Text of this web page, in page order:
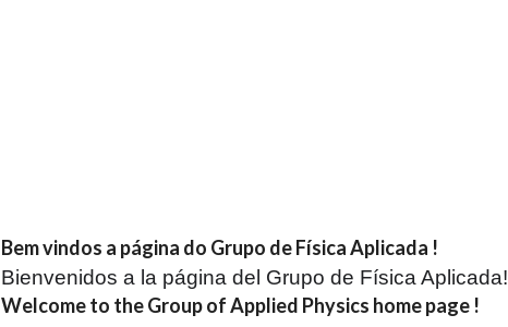
Bem vindos a página do Grupo de Física Aplicada !
Bienvenidos a la página del Grupo de Física Aplicada!
Welcome to the Group of Applied Physics home page !